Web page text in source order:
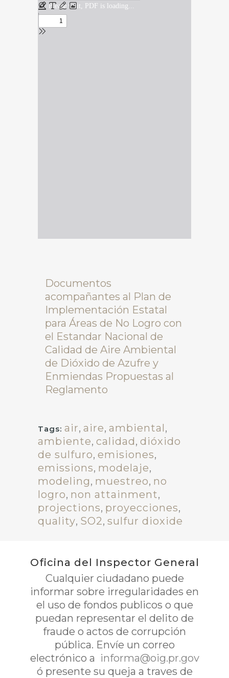
Documentos
acompañantes al Plan de
Implementación Estatal
para Áreas de No Logro con
el Estandar Nacional de
Calidad de Aire Ambiental
de Dióxido de Azufre y
Enmiendas Propuestas al
Reglamento
Tags: air, aire, ambiental,
ambiente, calidad, dióxido
de sulfuro, emisiones,
emissions, modelaje,
modeling, muestreo, no
logro, non attainment,
projections, proyecciones,
quality, SO2, sulfur dioxide
Oficina del Inspector General
Cualquier ciudadano puede
informar sobre irregularidades en
el uso de fondos publicos o que
puedan representar el delito de
fraude o actos de corrupción
pública. Envíe un correo
electrónico a informa@oig.pr.gov
ó presente su queja a traves de